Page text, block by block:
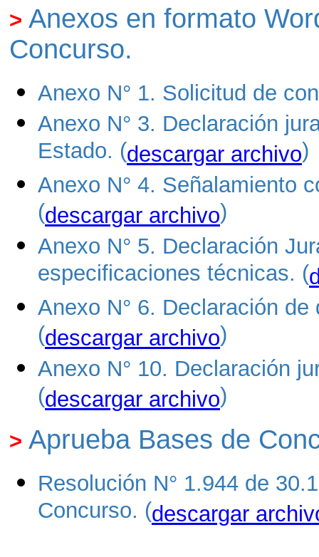
> Anexos en formato
Concurso.
Anexo N° 1. Solicitud de
Anexo N° 3. Declaración
Estado. (descargar archivo)
Anexo N° 4. Señalamiento
(descargar archivo)
Anexo N° 5. Declaración
especificaciones técnicas. (
Anexo N° 6. Declaración
(descargar archivo)
Anexo N° 10. Declaración
(descargar archivo)
> Aprueba Bases de
Resolución N° 1.944 de
Concurso. (descargar